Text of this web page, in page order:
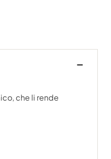
che li rende